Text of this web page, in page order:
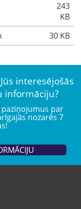
243
KB
30 KB
interesējošās
informāciju?
par
nozarēs 7